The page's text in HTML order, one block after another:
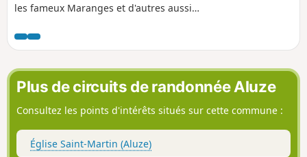
les fameux Maranges et d'autres aussi
parcours sur un site néolithique classé au
titre des monuments historiques (le
Chasséen).
Plus de circuits de randonnée Aluze
Consultez les points d'intérêts situés sur cette commune :
Église Saint-Martin (Aluze)